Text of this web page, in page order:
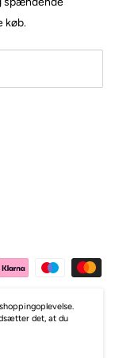
køb.
det, at du